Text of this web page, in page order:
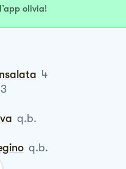
olivia!
4
3
q.b.
q.b.